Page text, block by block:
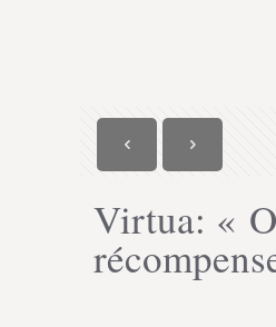
Virtua: «